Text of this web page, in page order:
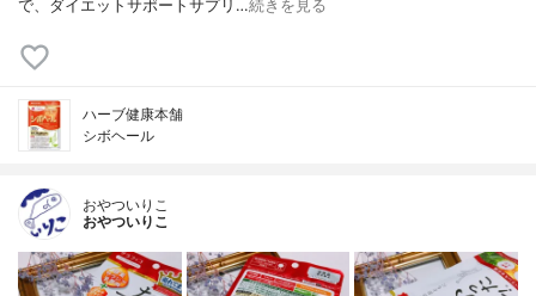
で、ダイエットサポートサプリ…続きを見る
ハーブ健康本舗
シボヘール
おやついりこ
おやついりこ